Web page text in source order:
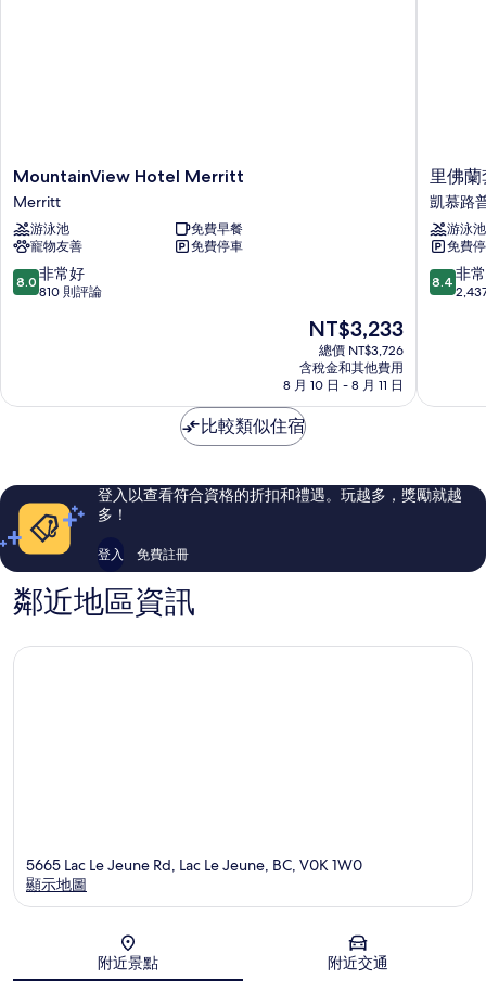
MountainView
Hotel
Merritt
Merritt
MountainView Hotel Merritt
Merritt
游泳池
免費早餐
寵物友善
免費停車
8.0
分，
常
評
論
8.0 非常好
810 則評論
現
在
價
格
為
NT$3,233
總價 NT$3,726
含稅金和其他費用
8 月 10 日 - 8 月 11 日
里
佛
蘭
套
房
飯
店
市
里佛
凱慕路
游泳池
免費
8.4
分，
常
評
論
8.4 非
比較類似住宿
登入以查看符合資格的折扣和禮遇。玩越多，獎勵就越
多！
登入 免費註冊
鄰近地區資訊
5665 Lac Le Jeune Rd, Lac Le Jeune, BC, V0K 1W0
顯示地圖
附近景點 附近交通